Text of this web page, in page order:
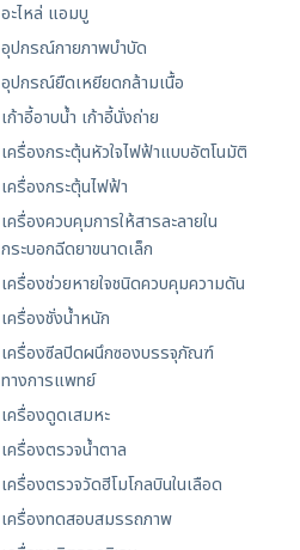
อะไหล่ แอมบู
อุปกรณ์กายภาพบำบัด
อุปกรณ์ยืดเหยียดกล้ามเนื้อ
เก้าอี้อาบน้ำ เก้าอี้นั่งถ่าย
เครื่องกระตุ้นหัวใจไฟฟ้าแบบอัตโนมัติ
เครื่องกระตุ้นไฟฟ้า
เครื่องควบคุมการให้สารละลายใน
กระบอกฉีดยาขนาดเล็ก
เครื่องช่วยหายใจชนิดควบคุมความดัน
เครื่องชั่งน้ำหนัก
เครื่องซีลปิดผนึกซองบรรจุภัณฑ์
ทางการแพทย์
เครื่องดูดเสมหะ
เครื่องตรวจน้ำตาล
เครื่องตรวจวัดฮีโมโกลบินในเลือด
เครื่องทดสอบสมรรถภาพ